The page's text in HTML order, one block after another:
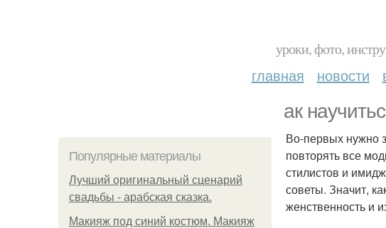
уроки, фото,
главная новости
ак
Популярные материалы
Лучший оригинальный сценарий
свадьбы - арабская сказка.
Макияж под синий костюм. Макияж
Во-первых нужно
повторять все
стилистов и
советы. Значит,
женственность и